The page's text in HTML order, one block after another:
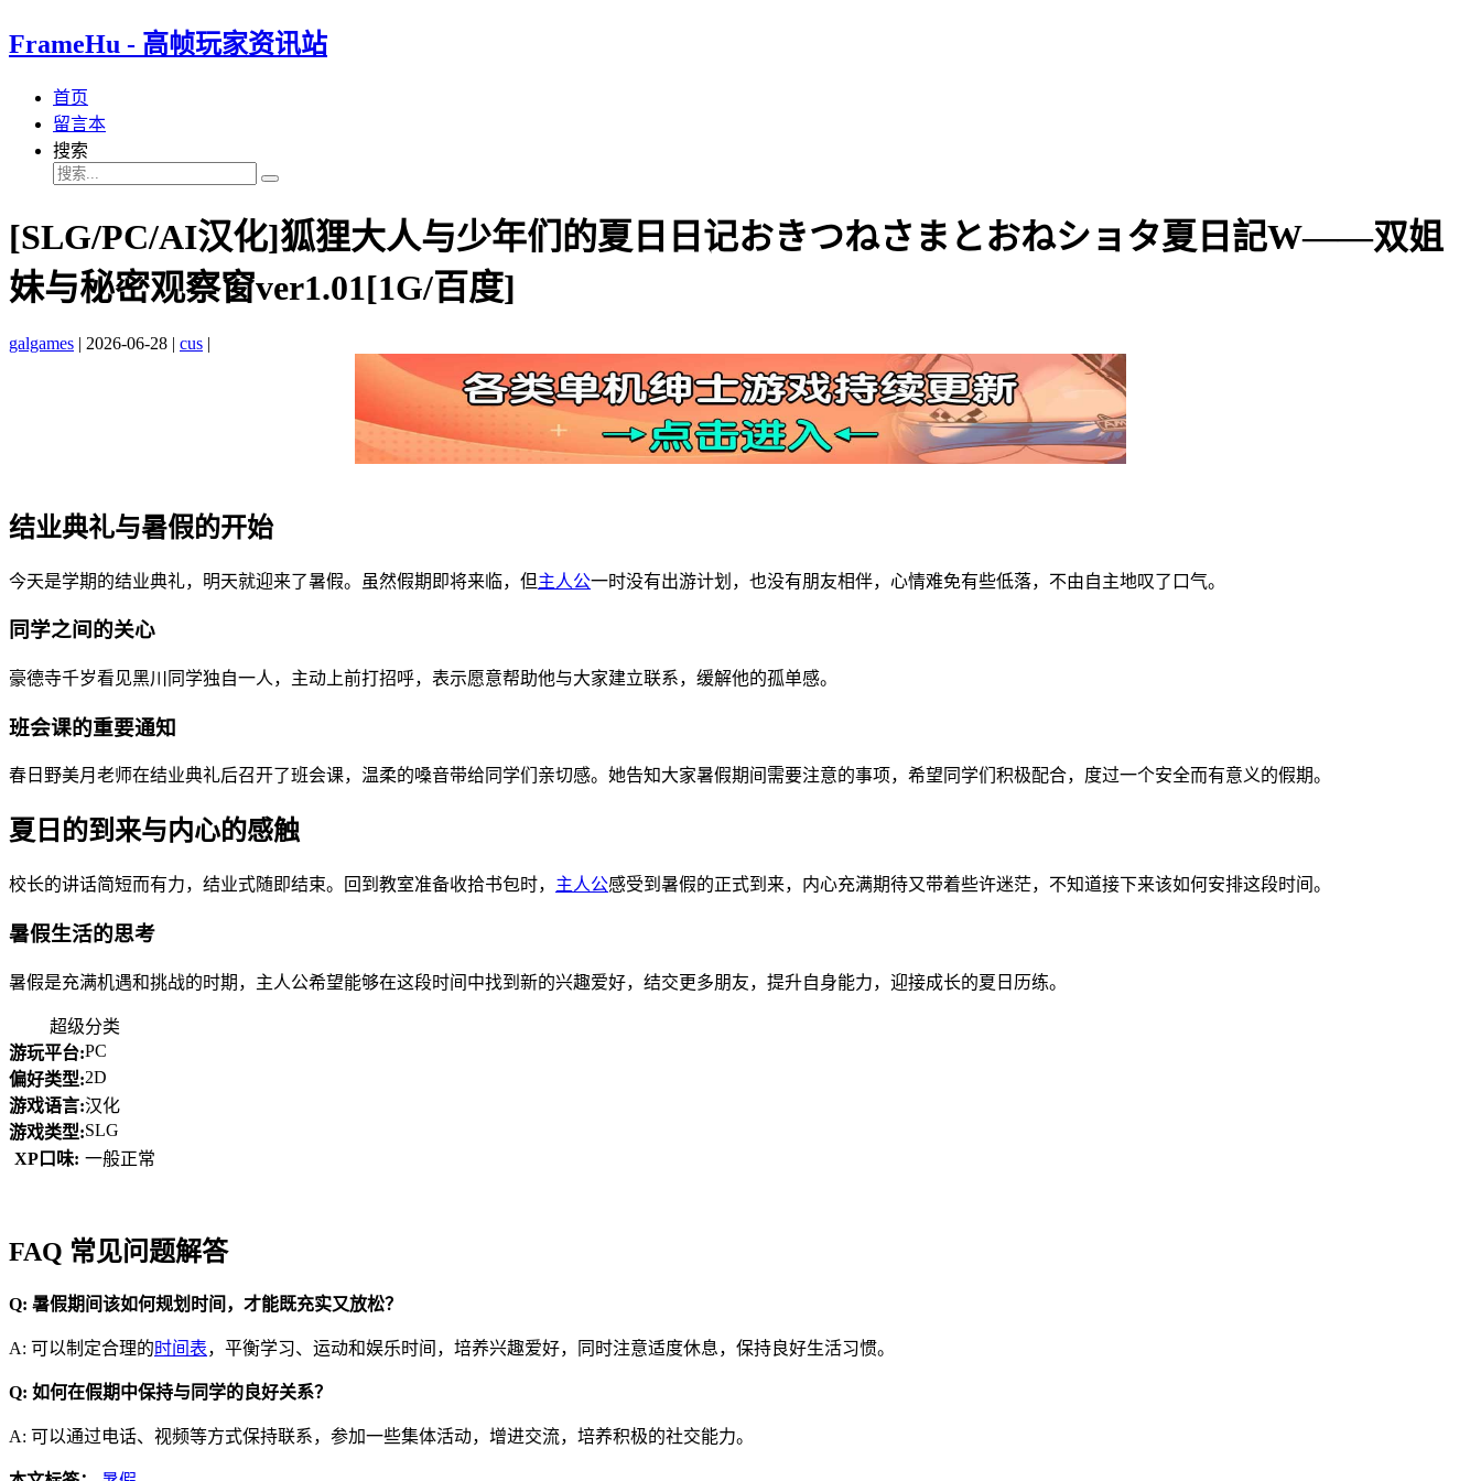
FrameHu - 高帧玩家资讯站
首页
留言本
搜索
[SLG/PC/AI汉化]狐狸大人与少年们的夏日日记おきつねさまとおねショタ夏日記W――双姐
妹与秘密观察窗ver1.01[1G/百度]
galgames | 2026-06-28 | cus |
结业典礼与暑假的开始
今天是学期的结业典礼，明天就迎来了暑假。虽然假期即将来临，但主人公一时没有出游计划，也没有朋友相伴，心情难免有些低落，不由自主地叹了口气。
同学之间的关心
豪德寺千岁看见黑川同学独自一人，主动上前打招呼，表示愿意帮助他与大家建立联系，缓解他的孤单感。
班会课的重要通知
春日野美月老师在结业典礼后召开了班会课，温柔的嗓音带给同学们亲切感。她告知大家暑假期间需要注意的事项，希望同学们积极配合，度过一个安全而有意义的假期。
夏日的到来与内心的感触
校长的讲话简短而有力，结业式随即结束。回到教室准备收拾书包时， 主人公感受到暑假的正式到来，内心充满期待又带着些许迷茫，不知道接下来该如何安排这段时间。
暑假生活的思考
暑假是充满机遇和挑战的时期，主人公希望能够在这段时间中找到新的兴趣爱好，结交更多朋友，提升自身能力，迎接成长的夏日历练。
超级分类
游玩平台:PC
偏好类型:2D
游戏语言:汉化
游戏类型:SLG
XP口味: 一般正常
FAQ 常见问题解答
Q: 暑假期间该如何规划时间，才能既充实又放松？
A: 可以制定合理的时间表，平衡学习、运动和娱乐时间，培养兴趣爱好，同时注意适度休息，保持良好生活习惯。
Q: 如何在假期中保持与同学的良好关系？
A: 可以通过电话、视频等方式保持联系，参加一些集体活动，增进交流，培养积极的社交能力。